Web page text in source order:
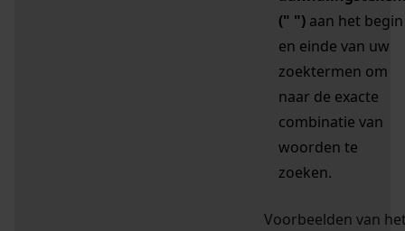
(" ") aan het begin
en einde van uw
zoektermen om
naar de exacte
combinatie van
woorden te
zoeken.
Voorbeelden van